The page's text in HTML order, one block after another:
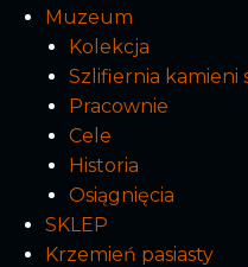
Muzeum
Kolekcja
Szlifiernia
Pracownie
Cele
Historia
Osiągnięcia
SKLEP
Krzemień pasiasty